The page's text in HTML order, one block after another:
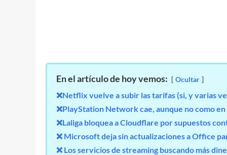
En el artículo de hoy vemos: Ocultar
❌Netflix vuelve a subir las tarifas (si, y varias
❌PlayStation Network cae, aunque no como
❌Laliga bloquea a Cloudflare por supuestos
❌ Microsoft deja sin actualizaciones a Office
❌ Los servicios de streaming buscando más